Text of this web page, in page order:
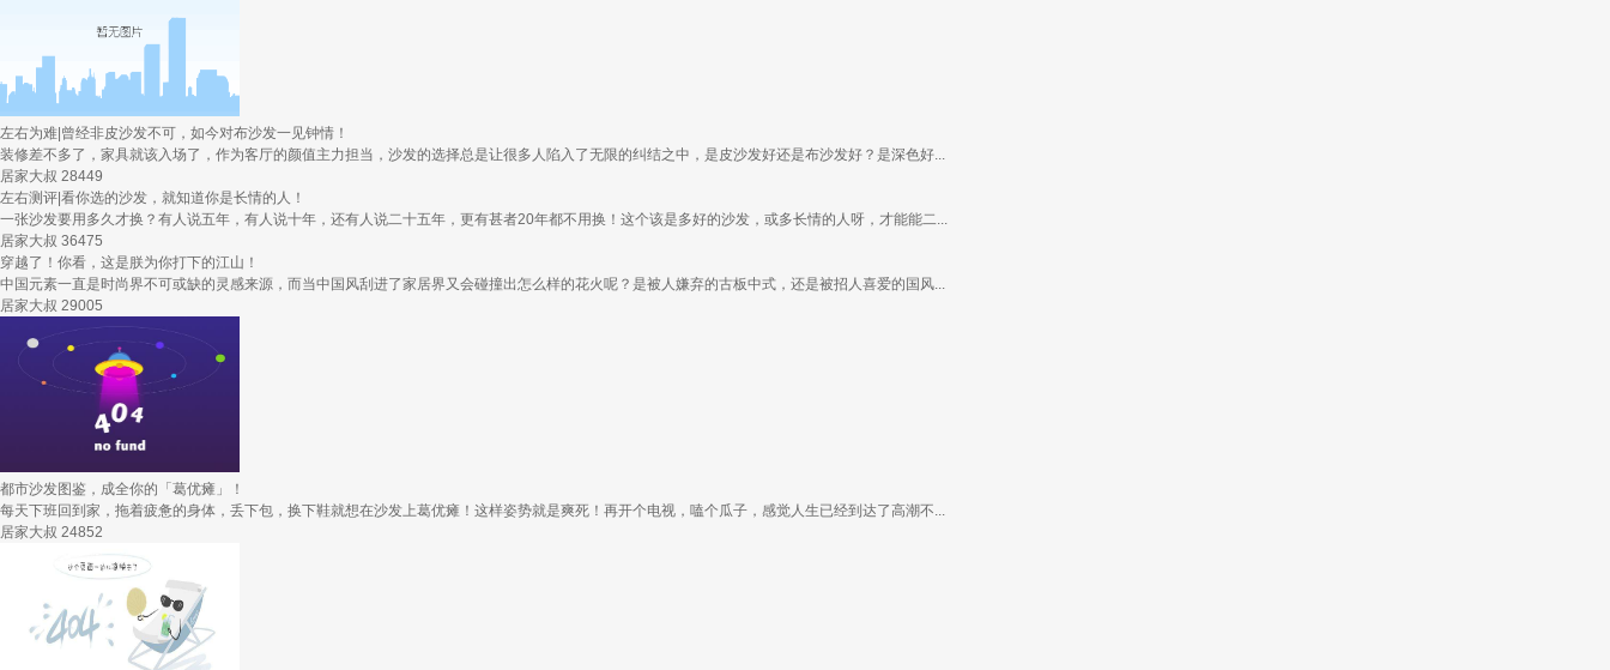
左右为难|曾经非皮沙发不可，如今对布沙发一见钟情！
装修差不多了，家具就该入场了，作为客厅的颜值主力担当，沙发的选择总是让很多人陷入了无限的纠结之中，是皮沙发好还是布沙发好？是深色好...
居家大叔 28449
左右测评|看你选的沙发，就知道你是长情的人！
一张沙发要用多久才换？有人说五年，有人说十年，还有人说二十五年，更有甚者20年都不用换！这个该是多好的沙发，或多长情的人呀，才能能二...
居家大叔 36475
穿越了！你看，这是朕为你打下的江山！
中国元素一直是时尚界不可或缺的灵感来源，而当中国风刮进了家居界又会碰撞出怎么样的花火呢？是被人嫌弃的古板中式，还是被招人喜爱的国风...
居家大叔 29005
都市沙发图鉴，成全你的「葛优瘫」！
每天下班回到家，拖着疲惫的身体，丢下包，换下鞋就想在沙发上葛优瘫！这样姿势就是爽死！再开个电视，嗑个瓜子，感觉人生已经到达了高潮不...
居家大叔 24852